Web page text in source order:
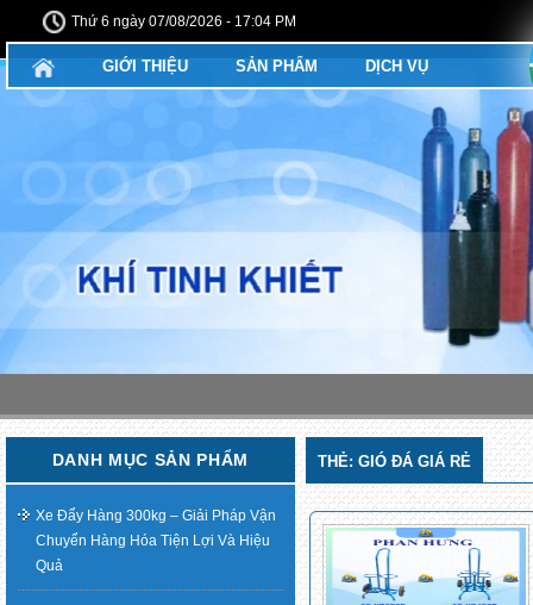
Thứ 6 ngày 07/08/2026 - 17:04 PM
GIỚI THIỆU SẢN PHẨM DỊCH VỤ
THẺ:GIÓ ĐÁ GIÁ RẺ
DANH MỤC SẢN PHẨM
Xe Đẩy Hàng 300kg – Giải Pháp Vận
Chuyển Hàng Hóa Tiện Lợi Và Hiệu
Quả